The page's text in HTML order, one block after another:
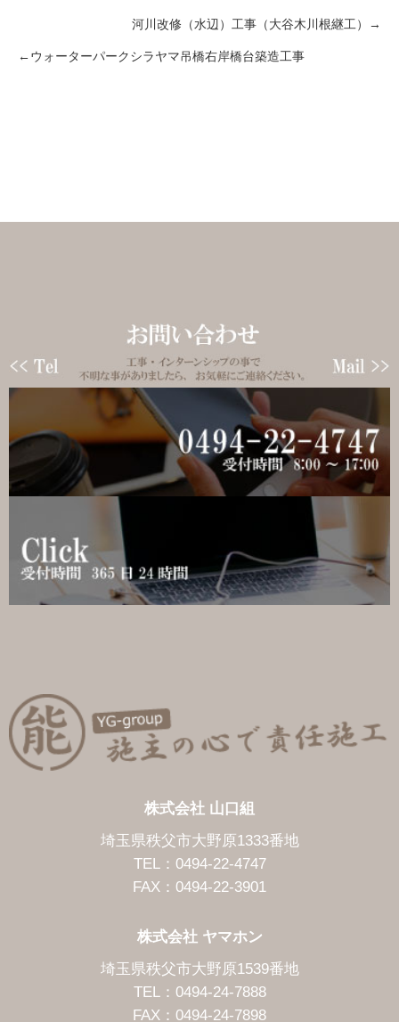
河川改修（水辺）工事（大谷木川根継工）
ウォーターパークシラヤマ吊橋右岸橋台築造工事
株式会社 山口組
埼玉県秩父市大野原1333番地
TEL：0494-22-4747
FAX：0494-22-3901
株式会社 ヤマホン
埼玉県秩父市大野原1539番地
TEL：0494-24-7888
FAX：0494-24-7898